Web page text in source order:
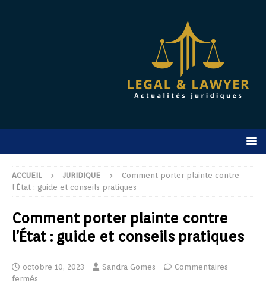
ACCUEIL JURIDIQUE
Comment porter plainte contre
l’État : guide et conseils pratiques
Comment porter plainte contre
l’État : guide et conseils pratiques
octobre 10, 2023 Sandra Gomes
Commentaires
fermés